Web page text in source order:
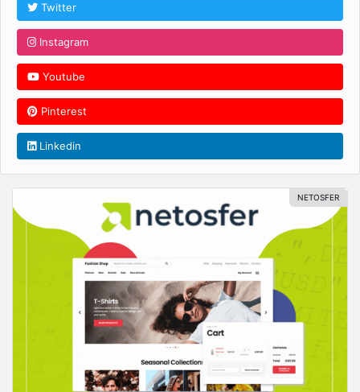
Twitter
Instagram
Youtube
Pinterest
Linkedin